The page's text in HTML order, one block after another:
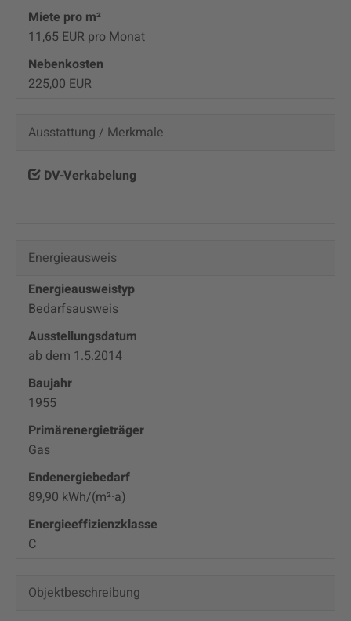
Miete pro m²
11,65 EUR pro Monat
Nebenkosten
225,00 EUR
Ausstattung / Merkmale
DV-Verkabelung
Energieausweis
Energieausweistyp
Bedarfs­ausweis
Ausstellungsdatum
ab dem 1.5.2014
Baujahr
1955
Primärenergieträger
Gas
Endenergie­bedarf
89,90 kWh/(m²·a)
Energie­effizienz­klasse
C
Objekt­beschreibung